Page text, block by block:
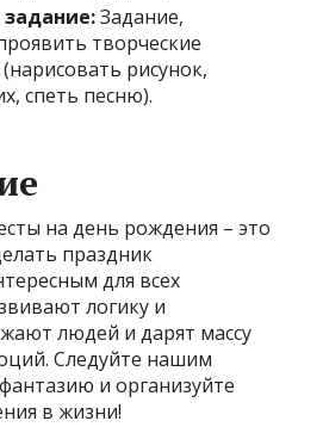
задание:Задание,
творческие
рисунок,
спеть песню).
на день рождения – это
праздник
для всех
логику и
людей и дарят массу
Следуйте нашим
и организуйте
в жизни!